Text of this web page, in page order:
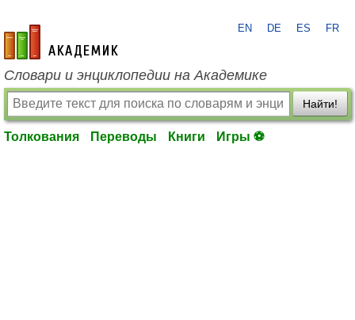
academic.ru
EN DE ES FR
Словари и энциклопедии на Академике
Найти!
Толкования Переводы Книги Игры ⚽